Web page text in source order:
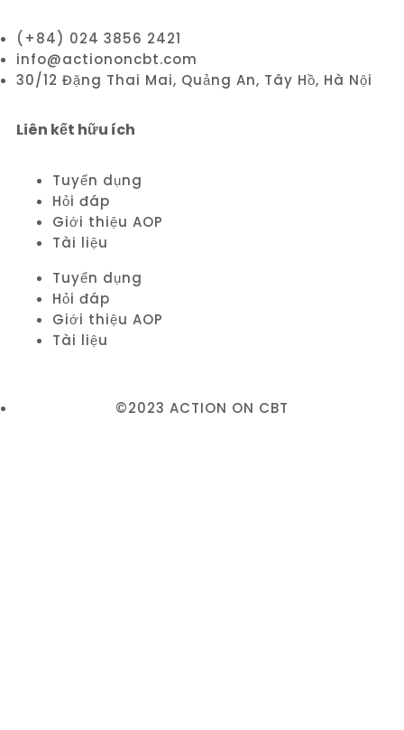
(+84) 024 3856 2421
info@actiononcbt.com
30/12 Đặng Thai Mai, Quảng An, Tây Hồ, Hà Nội
Liên kết hữu ích
Tuyển dụng
Hỏi đáp
Giới thiệu AOP
Tài liệu
Tuyển dụng
Hỏi đáp
Giới thiệu AOP
Tài liệu
©2023 ACTION ON CBT